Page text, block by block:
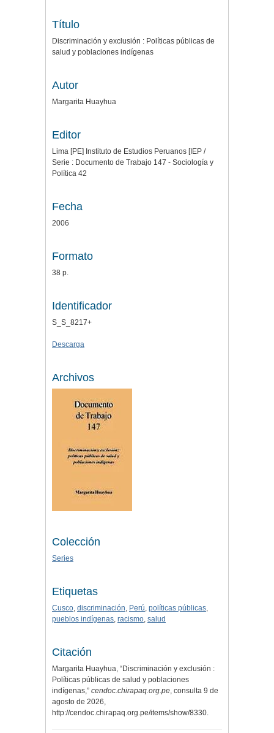
Título
Discriminación y exclusión : Políticas públicas de
salud y poblaciones indígenas
Autor
Margarita Huayhua
Editor
Lima [PE] Instituto de Estudios Peruanos [IEP /
Serie : Documento de Trabajo 147 - Sociología y
Política 42
Fecha
2006
Formato
38 p.
Identificador
S_S_8217+
Descarga
Archivos
Colección
Series
Etiquetas
Cusco, discriminación, Perú, políticas públicas,
pueblos indígenas, racismo, salud
Citación
Margarita Huayhua, “Discriminación y exclusión :
Políticas públicas de salud y poblaciones
indígenas,” cendoc.chirapaq.org.pe, consulta 9 de
agosto de 2026,
http://cendoc.chirapaq.org.pe/items/show/8330.